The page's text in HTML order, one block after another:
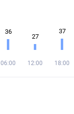
36
06:00
27
12:00
37
18:00